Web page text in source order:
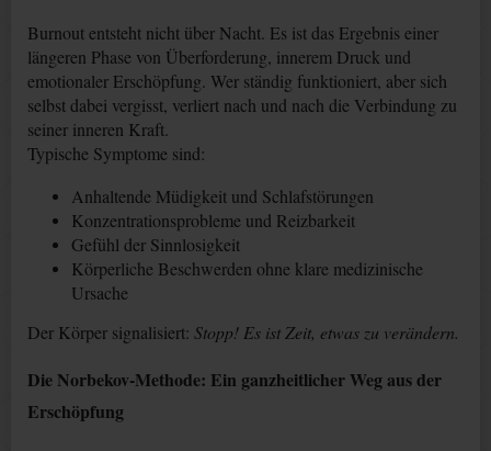
Burnout entsteht nicht über Nacht. Es ist das Ergebnis einer
längeren Phase von Überforderung, innerem Druck und
emotionaler Erschöpfung. Wer ständig funktioniert, aber sich
selbst dabei vergisst, verliert nach und nach die Verbindung zu
seiner inneren Kraft.
Typische Symptome sind:
Anhaltende Müdigkeit und Schlafstörungen
Konzentrationsprobleme und Reizbarkeit
Gefühl der Sinnlosigkeit
Körperliche Beschwerden ohne klare medizinische
Ursache
Der Körper signalisiert: Stopp! Es ist Zeit, etwas zu verändern.
Die Norbekov-Methode: Ein ganzheitlicher Weg aus der
Erschöpfung